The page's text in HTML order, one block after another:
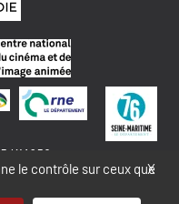
IMAGES
X
le contrôle sur ceux que